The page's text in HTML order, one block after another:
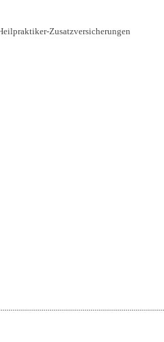
Zusatzversicherungen